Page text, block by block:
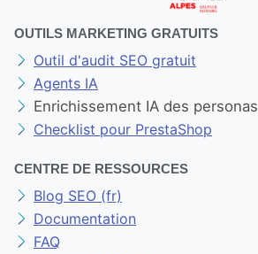
OUTILS MARKETING GRATUITS
Outil d'audit SEO gratuit
Agents IA
Enrichissement IA des personas
Checklist pour PrestaShop
CENTRE DE RESSOURCES
Blog SEO (fr)
Documentation
FAQ